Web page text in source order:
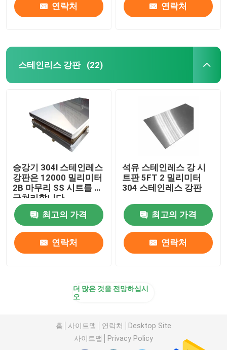
연락처 연락처
스테인리스 강판 (22)
승강기 304l 스테인레스
강판은 12000 밀리미터
2B 마무리 SS 시트를 도
금처리합니다
최고의 가격
연락처
석유 스테인레스 강 시
트판 5FT 2 밀리미터
304 스테인레스 강판
최고의 가격
연락처
더 많은 것을 전망하십시
오
홈 사이트맵 연락처
Desktop Site
사이트맵
Privacy Policy